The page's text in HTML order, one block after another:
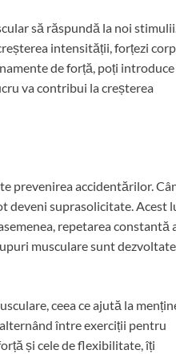
să răspundă la noi
intensității, forțezi
de forță, poți introduce
va contribui la creșterea
prevenirea accidentărilor.
deveni suprasolicitate. Acest
repetarea constantă
musculare sunt dezvoltate
ceea ce ajută la
între exerciții pentru
și cele de flexibilitate, îți